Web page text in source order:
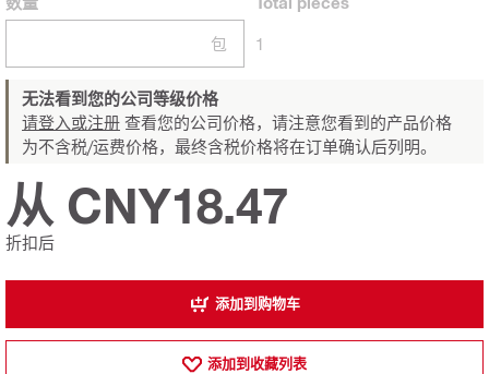
包 1
无法看到您的公司等级价格
请登入或注册 查看您的公司价格，请注意您看到的产品价格
为不含税/运费价格，最终含税价格将在订单确认后列明。
折扣后
从 CNY18.47
添加到购物车
添加到收藏列表